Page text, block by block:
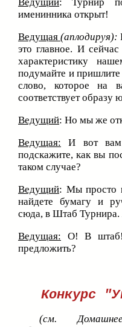
именинника открыт!
Ведущая (аплодируя):
это главное. И
характеристику
подумайте и
слово, которое на
соответствует образу
Ведущий: Но мы же
Ведущая: И вот вам
подскажите, как вы
таком случае?
Ведущий: Мы просто
найдете бумагу и
сюда, в Штаб
Ведущая: О! В
предложить?
Конкурс
(см.